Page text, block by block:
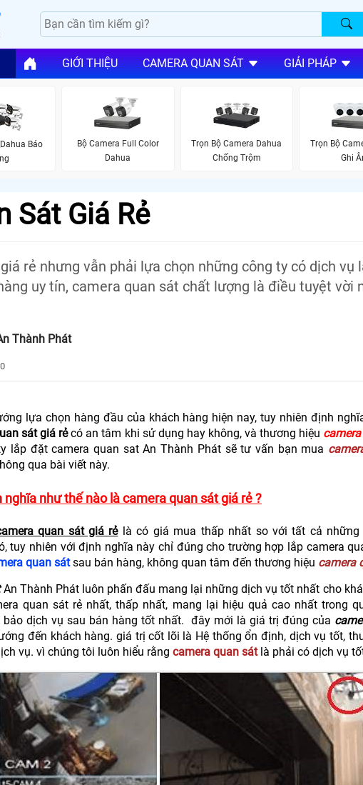
GIỚI THIỆU CAMERA QUAN SÁT GIẢI PHÁP
Báo
Bộ Camera Full Color
Dahua
Trọn Bộ Camera Dahua
Chống Trộm
Trọn Bộ
Ghi
Sát Giá Rẻ
rẻ nhưng vẫn phải lựa chọn những công ty có dịch vụ
uy tín, camera quan sát chất lượng là điều tuyệt vời
Thành Phát
lựa chọn hàng đầu của khách hàng hiện nay, tuy nhiên định
sát giá rẻcó an tâm khi sử dụng hay không, và thương hiệu
lắp đặt camera quan sat An Thành Phát sẽ tư vấn bạn mua
qua bài viết này.
như thế nào là camera quan sát giá rẻ ?
quan sát giá rẻlà có giá mua thấp nhất so với tất cả những
tuy nhiên với định nghĩa này chỉ đúng cho trường hợp lắp camera
quan sátsau bán hàng, không quan tâm đến thương hiệu camera
An Thành Phát luôn phấn đấu mang lại những dịch vụ tốt nhất cho
quan sát rẻ nhất, thấp nhất, mang lại hiệu quả cao nhất trong
dịch vụ sau bán hàng tốt nhất. đây mới là giá trị đúng của
đến khách hàng. giá trị cốt lõi là Hệ thống ổn định, dịch vụ tốt,
vụ. vì chúng tôi luôn hiểu rằng camera quan sátlà phải có dịch vụ